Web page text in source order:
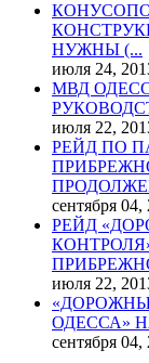
НУЖНЫ (...
июля 24,
МВД
июля 22,
РЕЙД ПО
сентября 04,
РЕЙД
июля 22,
ОДЕССА»
сентября 04,